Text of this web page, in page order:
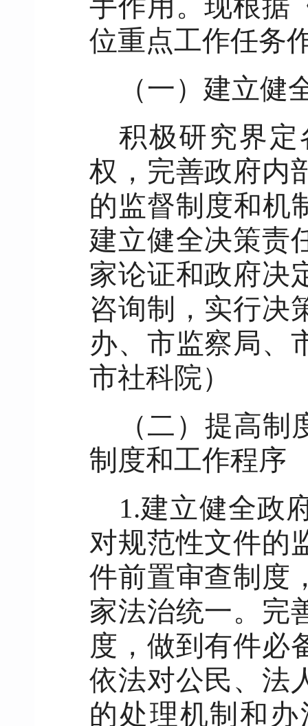
手作用。现根据
位重点工作任务
（一）建立健
积极研究界
权，完善政府内
的监督制度和机
建立健全决策责
家论证和政府决
咨询制，实行决
办、市监察局、
市社科院）
（二）提高
制度和工作程序
1.建立健全政
对规范性文件的
件前置审查制度
家法治统一。完
度，做到有件必
依法对公民、法
的处理机制和